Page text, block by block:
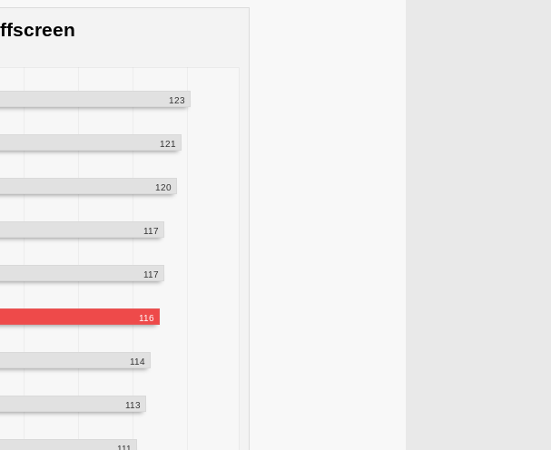
123
121
120
117
117
116
114
113